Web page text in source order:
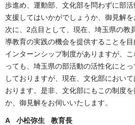
歩進め、運動部、文化部を問わずに部
支援してはいかがでしょうか、御見解を
次に、2点目として、現在、埼玉県の教
導教育の実践の機会を提供することを
インターンシップ制度がありますが、
っても、埼玉県の部活動の活性化にと
しておりますが、現在、文化部におい
おります。是非、文化部にもこの制度
か、御見解をお伺いいたします。
A 小松弥生 教育長